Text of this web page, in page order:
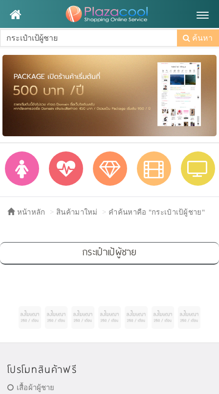
ค้นหา
หน้าหลัก สินค้ามาใหม่ คำค้นหาคือ "กระเป๋าเป้ผู้ชาย"
กระเป๋าเป้ผู้ชาย
โปรโมทสินค้าฟรี
เสื้อผ้าผู้ชาย